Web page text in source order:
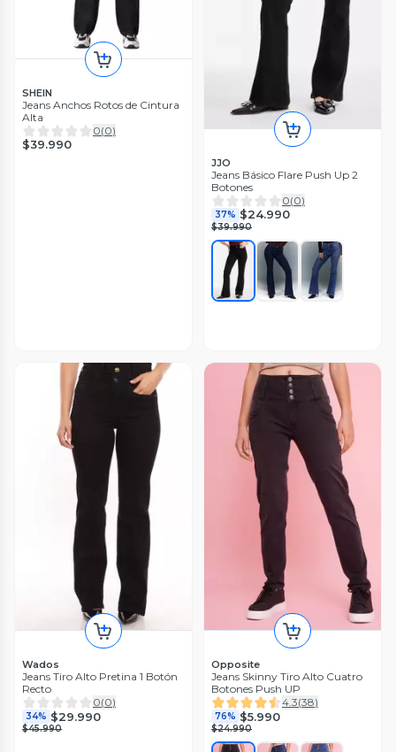
SHEIN
Jeans Anchos Rotos de Cintura
Alta
0(0)
$39.990
JJO
Jeans Básico Flare Push Up 2
Botones
0(0)
37% $24.990
$39.990
Wados
Jeans Tiro Alto Pretina 1 Botón
Recto
0(0)
34% $29.990
$45.990
Opposite
Jeans Skinny Tiro Alto Cuatro
Botones Push UP
4.3(38)
76% $5.990
$24.990